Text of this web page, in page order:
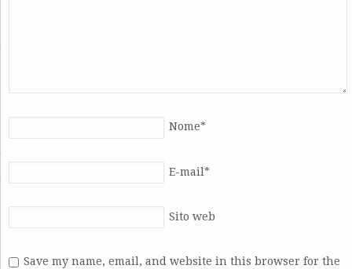
Nome*
E-mail*
Sito web
Save my name, email, and website in this browser for the